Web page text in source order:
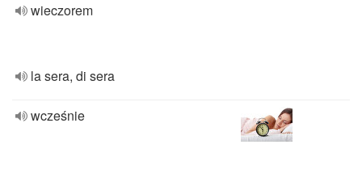
wieczorem
la sera, di sera
wcześnie